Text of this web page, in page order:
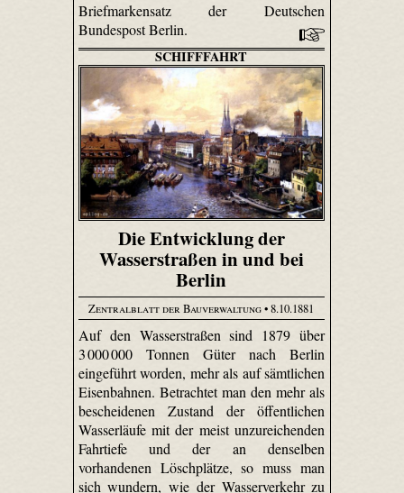
Briefmarkensatz der Deutschen
Bundespost Berlin.
SCHIFFFAHRT
Die Entwicklung der
Wasserstraßen in und bei
Berlin
Zentralblatt der Bauverwaltung• 8.10.1881
Auf den Wasserstraßen sind 1879 über
3 000 000 Tonnen Güter nach Berlin
eingeführt worden, mehr als auf sämtlichen
Eisenbahnen. Betrachtet man den mehr als
bescheidenen Zustand der öffentlichen
Wasserläufe mit der meist unzureichenden
Fahrtiefe und der an denselben
vorhandenen Löschplätze, so muss man
sich wundern, wie der Wasserverkehr zu